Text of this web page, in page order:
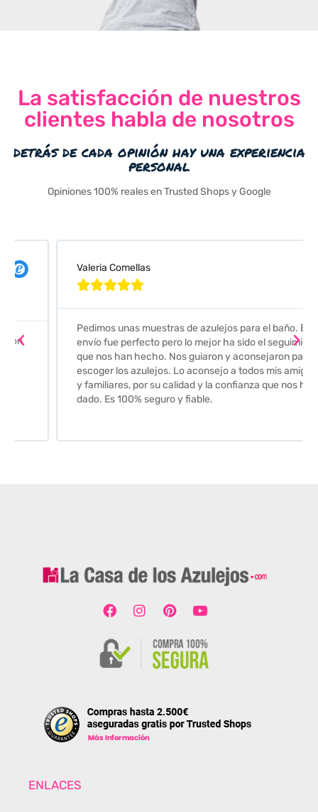
La satisfacción de nuestros
clientes habla de nosotros
detrás de cada opinión hay una experiencia
personal
Opiniones 100% reales en Trusted Shops y Google
Valeria Comellas

Pedimos unas muestras de azulejos para el baño. El
envío fue perfecto pero lo mejor ha sido el seguimiento
que nos han hecho. Nos guiaron y aconsejaron para
escoger los azulejos. Lo aconsejo a todos mis amigos
y familiares, por su calidad y la confianza que nos han
dado. Es 100% seguro y fiable.
ENLACES